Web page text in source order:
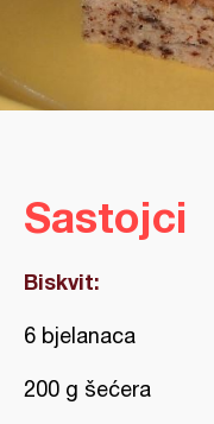
Sastojci
Biskvit:
6 bjelanaca
200 g šećera